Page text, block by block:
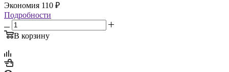
Экономия 110 ₽
Подробности
В корзину